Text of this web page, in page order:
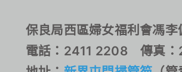
保良局西區婦女福利會馮李
電話：2411 2208 傳真：